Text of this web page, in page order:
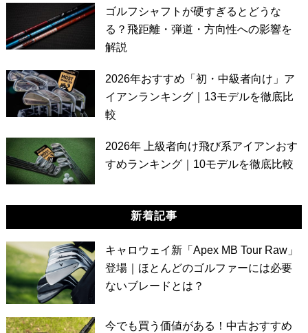
ゴルフシャフトが硬すぎるとどうな
る？飛距離・弾道・方向性への影響を
解説
2026年おすすめ「初・中級者向け」ア
イアンランキング｜13モデルを徹底比
較
2026年 上級者向け飛び系アイアンおす
すめランキング｜10モデルを徹底比較
新着記事
キャロウェイ新「Apex MB Tour Raw」
登場｜ほとんどのゴルファーには必要
ないブレードとは？
今でも買う価値がある！中古おすすめ